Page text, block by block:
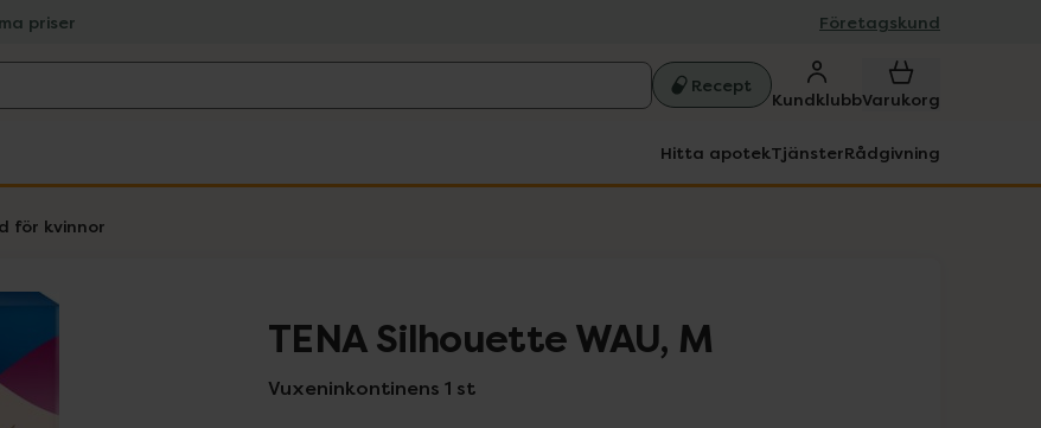
priser Företagskund
Recept
KundklubbVarukorg
Hitta apotekTjänsterRådgivning
för kvinnor
TENA Silhouette WAU, M
Vuxeninkontinens 1 st